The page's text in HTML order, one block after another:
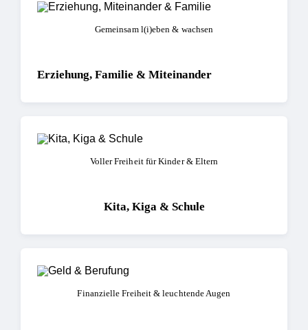
Gemeinsam l(i)eben & wachsen
Erziehung, Familie & Miteinander
Voller Freiheit für Kinder & Eltern
Kita, Kiga & Schule
Finanzielle Freiheit & leuchtende Augen